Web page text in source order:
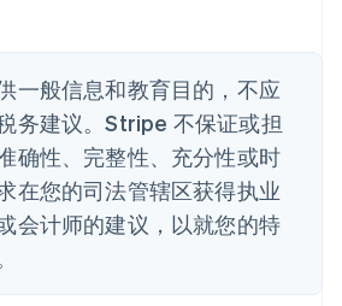
一般信息和教育目的，不应
务建议。Stripe 不保证或担
确性、完整性、充分性或时
在您的司法管辖区获得执业
会计师的建议，以就您的特
DeutschEnglish